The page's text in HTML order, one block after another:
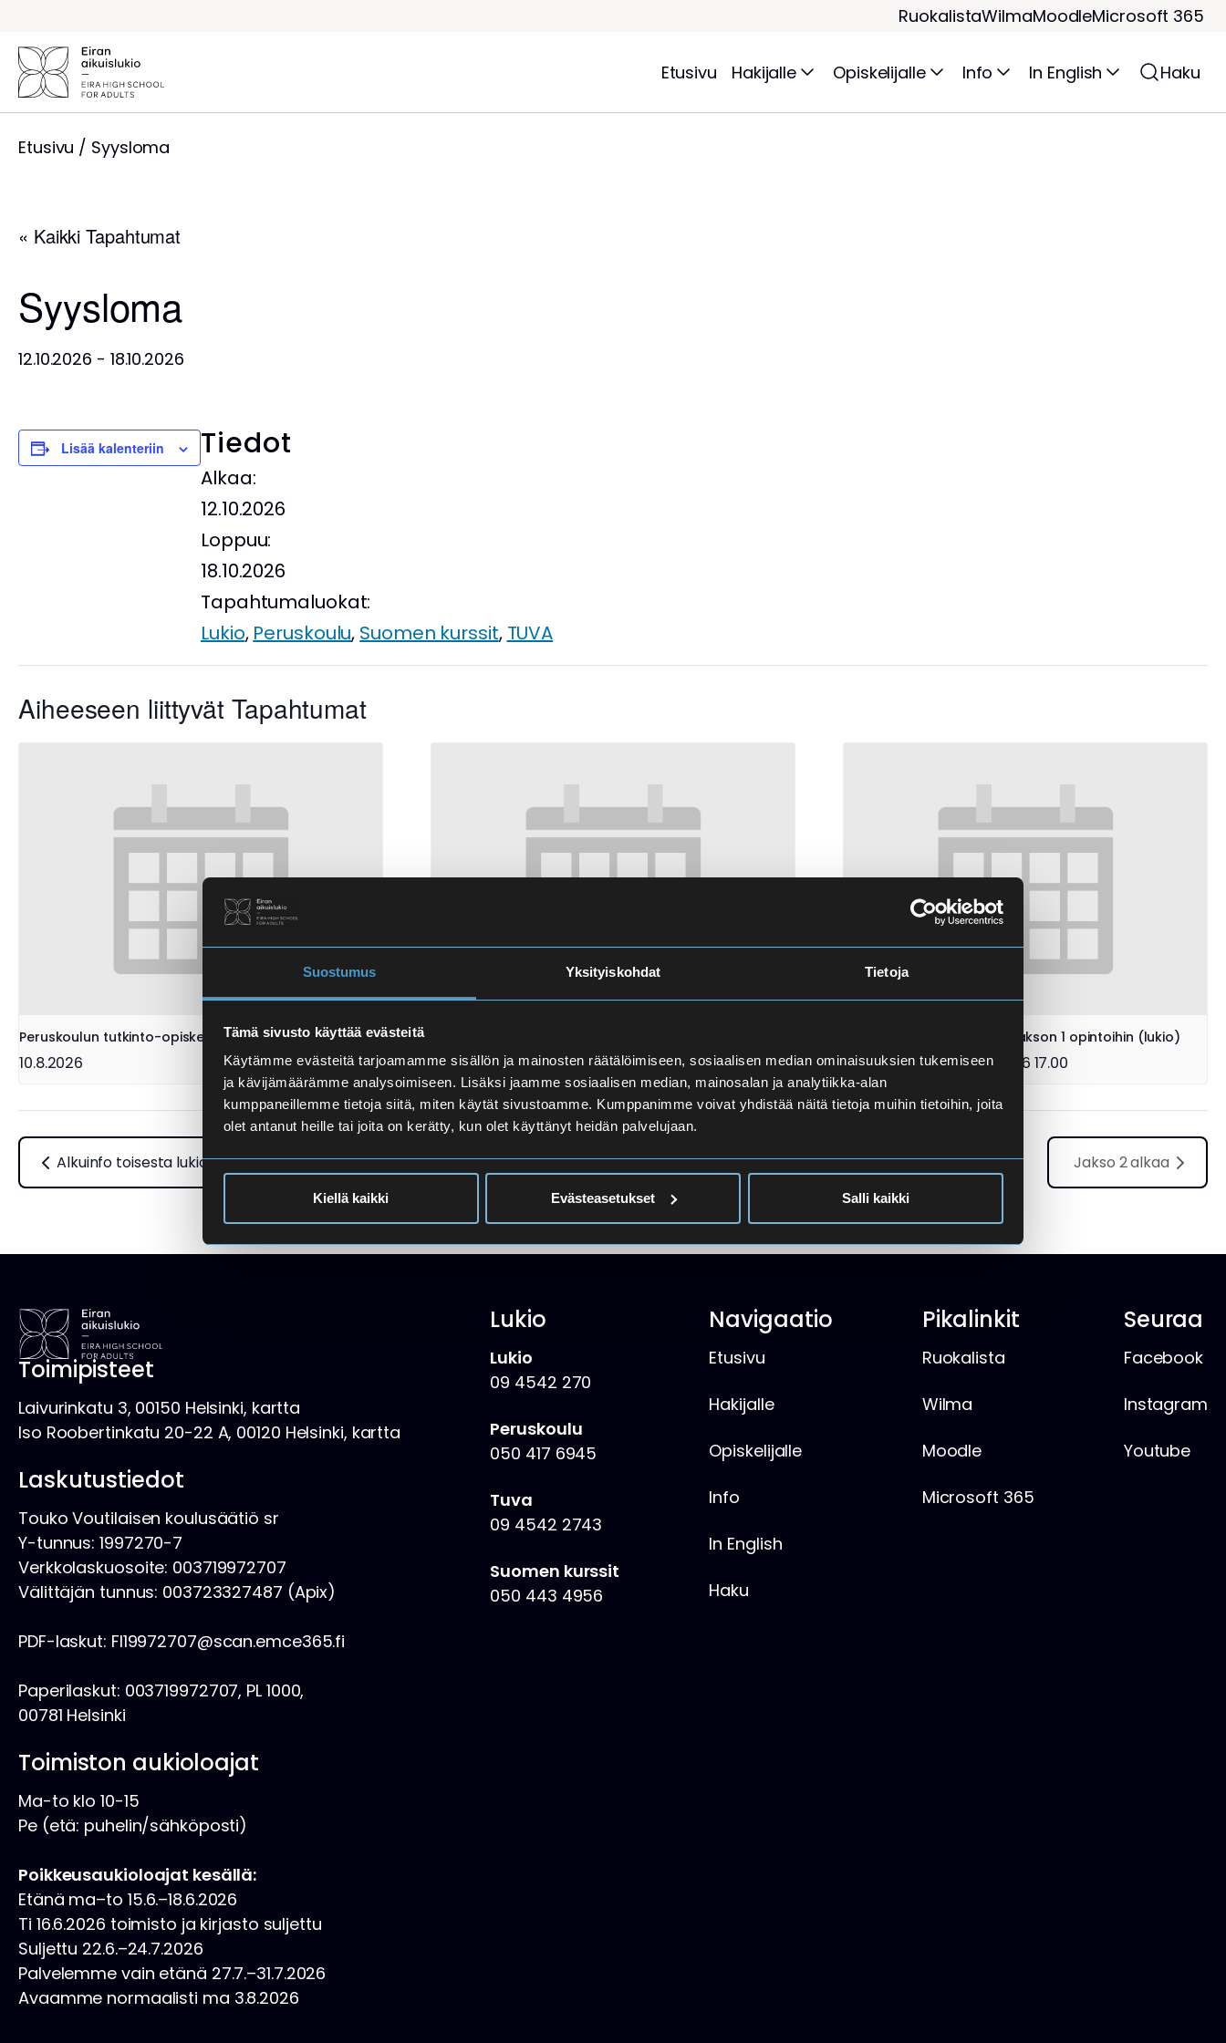
Suostumus Yksityiskohdat Tietoja
Tämä sivusto käyttää evästeitä
Käytämme evästeitä tarjoamamme sisällön ja mainosten räätälöimiseen, sosiaalisen median ominaisuuksien tukemiseen
ja kävijämäärämme analysoimiseen. Lisäksi jaamme sosiaalisen median, mainosalan ja analytiikka-alan
kumppaneillemme tietoja siitä, miten käytät sivustoamme. Kumppanimme voivat yhdistää näitä tietoja muihin tietoihin, joita
olet antanut heille tai joita on kerätty, kun olet käyttänyt heidän palvelujaan.
Kiellä kaikki Evästeasetukset Salli kaikki
RuokalistaWilmaMoodleMicrosoft 365
Etusivu Hakijalle Opiskelijalle Info In English Haku
Etusivu / Syysloma
« Kaikki Tapahtumat
Syysloma
12.10.2026 - 18.10.2026
Lisää kalenteriin Tiedot
Alkaa:
12.10.2026
Loppuu:
18.10.2026
Tapahtumaluokat:
Lukio, Peruskoulu, Suomen kurssit, TUVA
Aiheeseen liittyvät Tapahtumat
Peruskoulun tutkinto-opiskelijoiden tasotestaukset
10.8.2026 10.8.2026 08.00 -18.8.2026 17.00
Ennakkoilmoittautuminen jakson 1 opintoihin (lukio)
10.8.2026 08.00-22.8.2026 17.00
Alkuinfo toisesta lukiosta siirtyville Jakso 2 alkaa
Toimipisteet
Laivurinkatu 3, 00150 Helsinki, kartta
Iso Roobertinkatu 20-22 A, 00120 Helsinki, kartta
Laskutustiedot
Touko Voutilaisen koulusäätiö sr
Y-tunnus: 1997270-7
Verkkolaskuosoite: 003719972707
Välittäjän tunnus: 003723327487 (Apix)
PDF-laskut: FI19972707@scan.emce365.fi
Paperilaskut: 003719972707, PL 1000,
00781 Helsinki
Toimiston aukioloajat
Ma-to klo 10-15
Pe (etä: puhelin/sähköposti)
Poikkeusaukioloajat kesällä:
Etänä ma–to 15.6.–18.6.2026
Ti 16.6.2026 toimisto ja kirjasto suljettu
Suljettu 22.6.–24.7.2026
Palvelemme vain etänä 27.7.–31.7.2026
Avaamme normaalisti ma 3.8.2026
Lukio
Lukio
09 4542 270
Peruskoulu
050 417 6945
Tuva
09 4542 2743
Suomen kurssit
050 443 4956
Navigaatio
Etusivu
Hakijalle
Opiskelijalle
Info
In English
Haku
Pikalinkit
Ruokalista
Wilma
Moodle
Microsoft 365
Seuraa
Facebook
Instagram
Youtube